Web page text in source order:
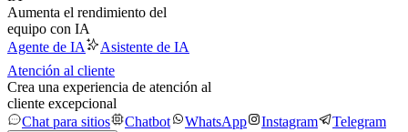
Aumenta el rendimiento del
equipo con IA
Agente de IA
Asistente de IA
Atención al cliente
Crea una experiencia de atención al
cliente excepcional
Chat para sitios
Chatbot WhatsApp Instagram Telegram